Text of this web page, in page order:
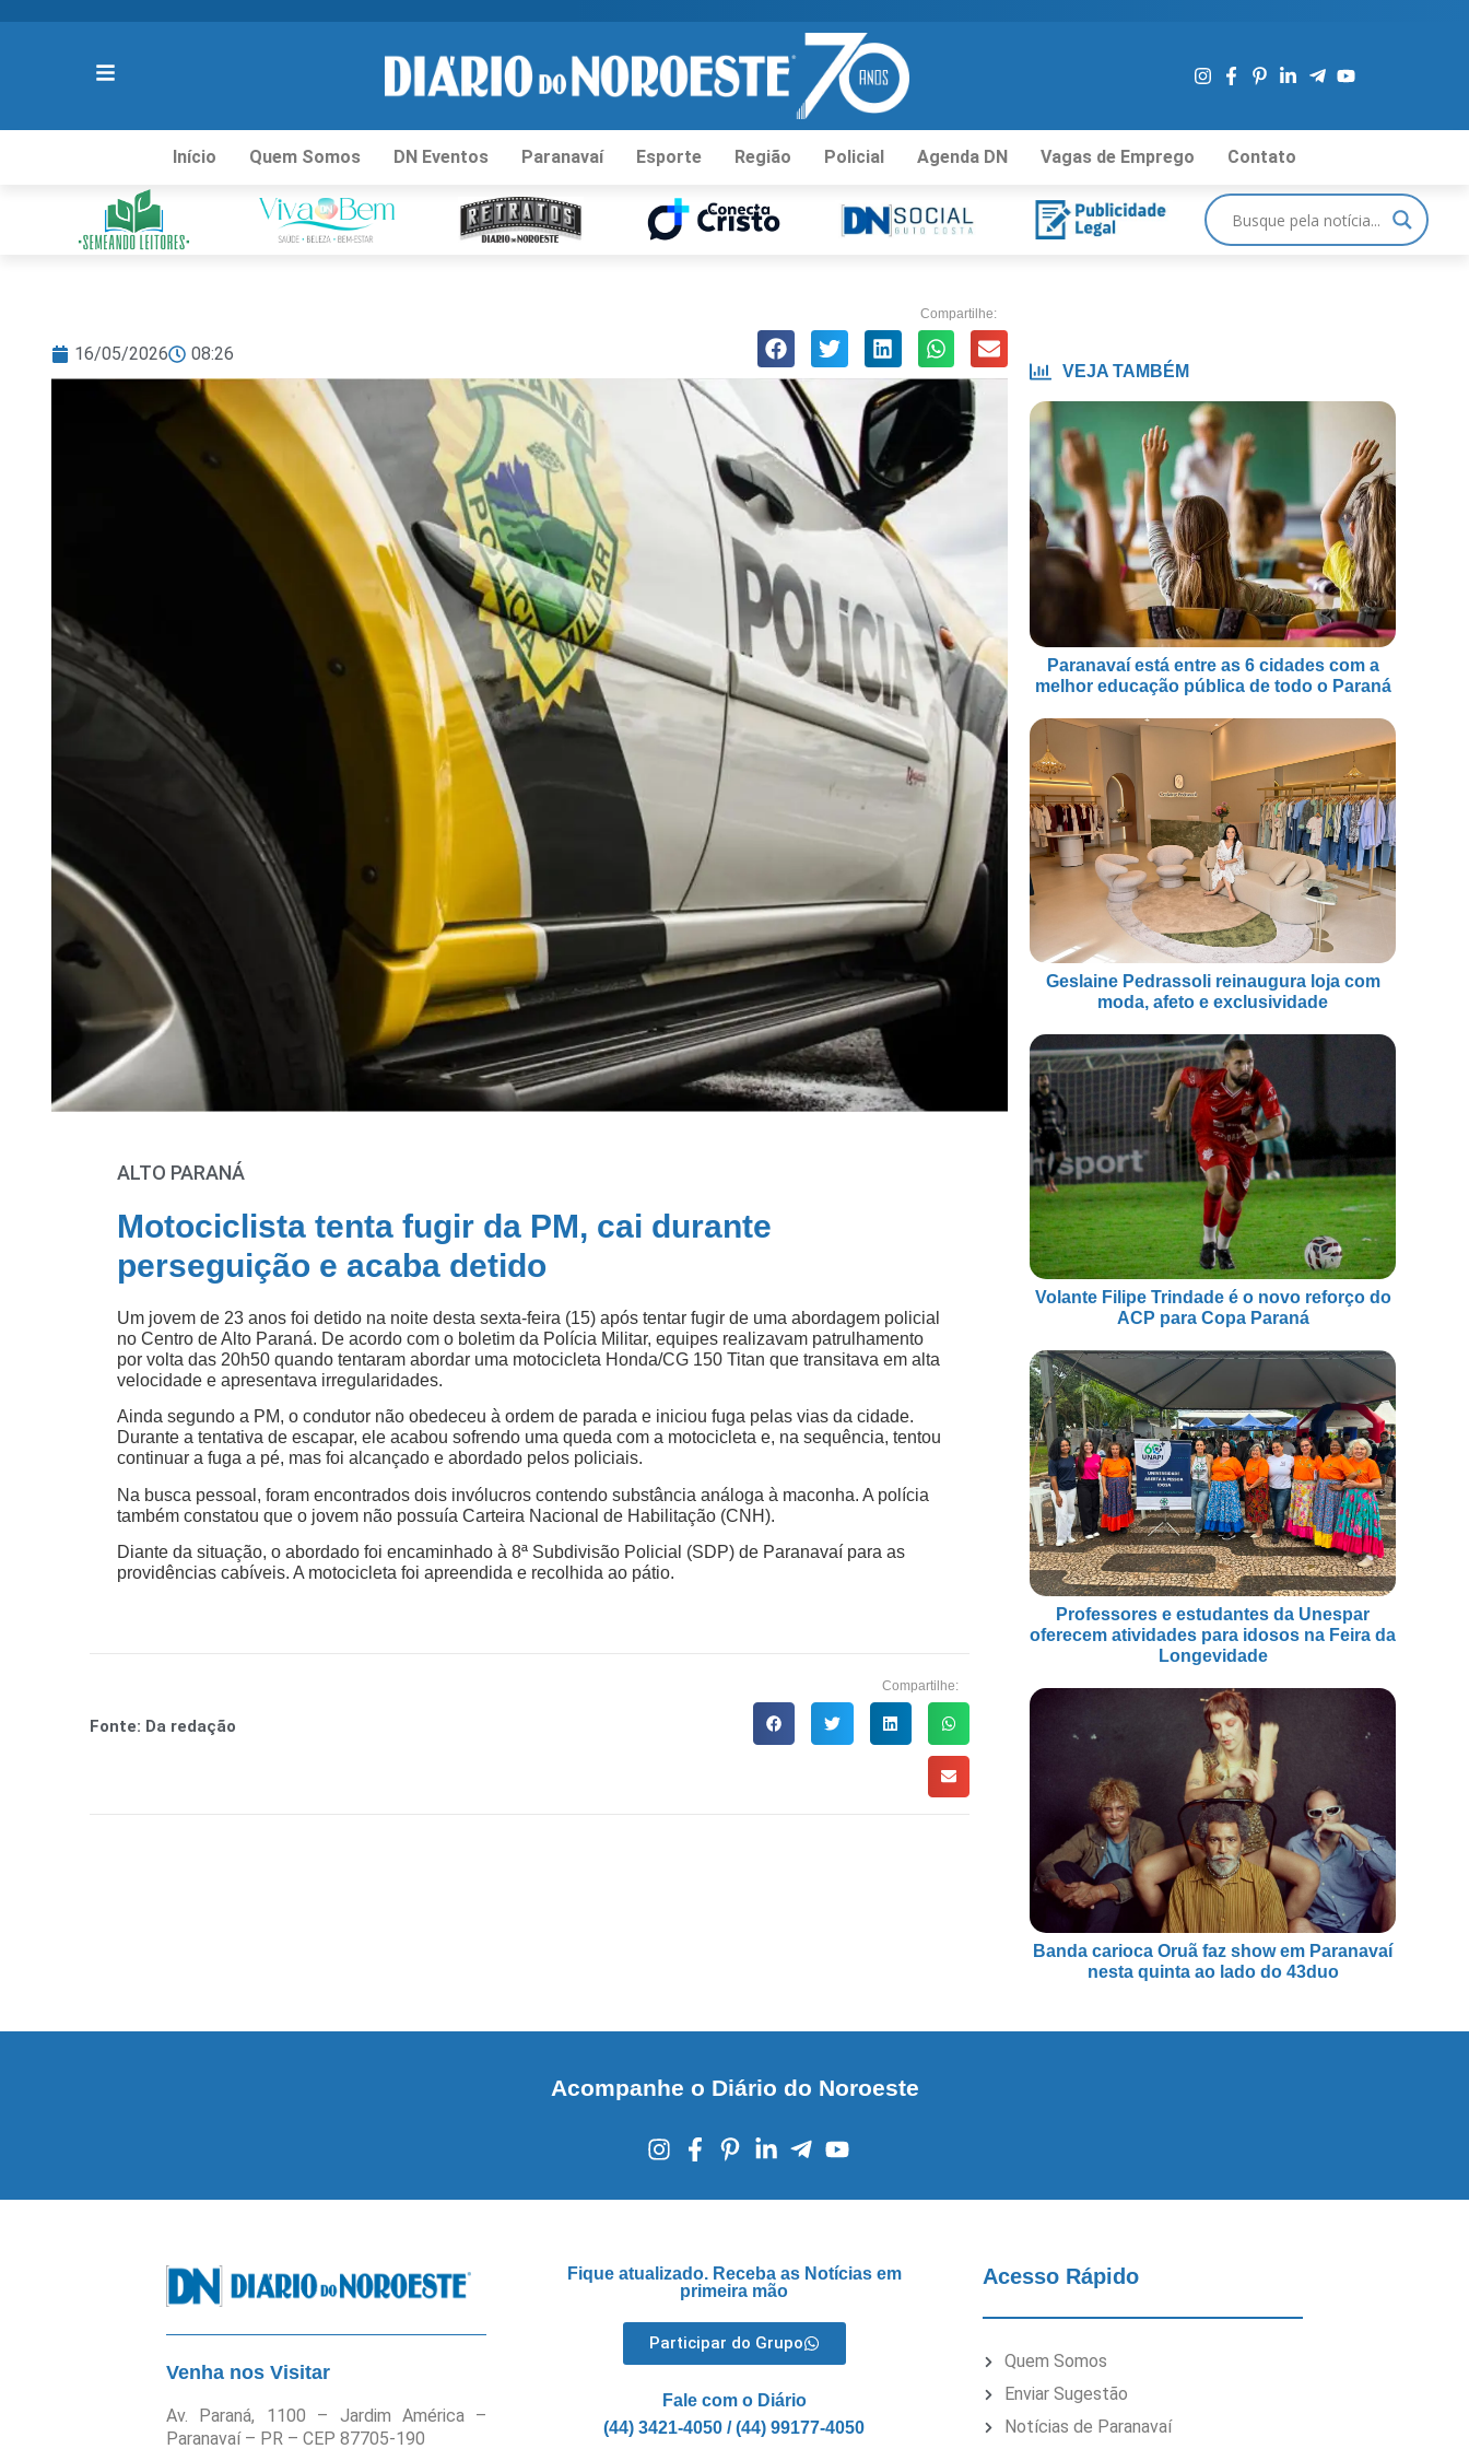
Início Quem Somos DN Eventos Paranavaí Esporte Região Policial Agenda DN Vagas de Emprego Contato
16/05/2026 08:26
Compartilhe:
ALTO PARANÁ
Motociclista tenta fugir da PM, cai durante
perseguição e acaba detido
Um jovem de 23 anos foi detido na noite desta sexta-feira (15) após tentar fugir de uma abordagem policial
no Centro de Alto Paraná. De acordo com o boletim da Polícia Militar, equipes realizavam patrulhamento
por volta das 20h50 quando tentaram abordar uma motocicleta Honda/CG 150 Titan que transitava em alta
velocidade e apresentava irregularidades.
Ainda segundo a PM, o condutor não obedeceu à ordem de parada e iniciou fuga pelas vias da cidade.
Durante a tentativa de escapar, ele acabou sofrendo uma queda com a motocicleta e, na sequência, tentou
continuar a fuga a pé, mas foi alcançado e abordado pelos policiais.
Na busca pessoal, foram encontrados dois invólucros contendo substância análoga à maconha. A polícia
também constatou que o jovem não possuía Carteira Nacional de Habilitação (CNH).
Diante da situação, o abordado foi encaminhado à 8ª Subdivisão Policial (SDP) de Paranavaí para as
providências cabíveis. A motocicleta foi apreendida e recolhida ao pátio.
Fonte: Da redação
Compartilhe:
VEJA TAMBÉM
Paranavaí está entre as 6 cidades com a
melhor educação pública de todo o Paraná
Geslaine Pedrassoli reinaugura loja com
moda, afeto e exclusividade
Volante Filipe Trindade é o novo reforço do
ACP para Copa Paraná
Professores e estudantes da Unespar
oferecem atividades para idosos na Feira da
Longevidade
Banda carioca Oruã faz show em Paranavaí
nesta quinta ao lado do 43duo
Acompanhe o Diário do Noroeste
Venha nos Visitar
Av. Paraná, 1100 – Jardim América –
Paranavaí – PR – CEP 87705-190
Fique atualizado. Receba as Notícias em
primeira mão
Participar do Grupo
Fale com o Diário
(44) 3421-4050 / (44) 99177-4050
Acesso Rápido
Quem Somos
Enviar Sugestão
Notícias de Paranavaí